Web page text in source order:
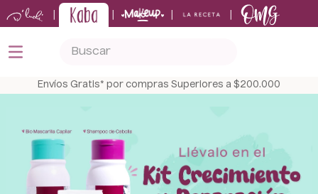
Envíos Gratis* por compras Superiores a $200.000
TÉRMINOS MÁS BUSCADOS
shampoo
keratina